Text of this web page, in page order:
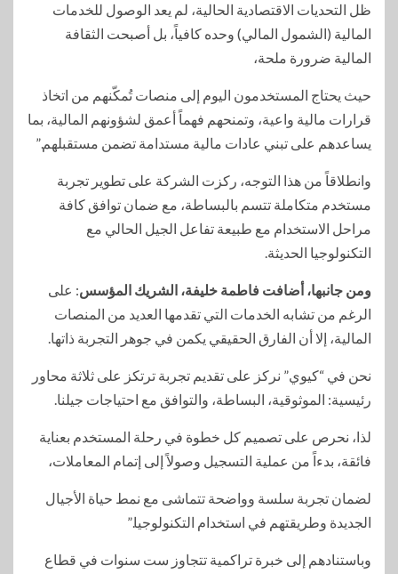
ظل التحديات الاقتصادية الحالية، لم يعد الوصول للخدمات
المالية (الشمول المالي) وحده كافياً، بل أصبحت الثقافة
المالية ضرورة ملحة،
حيث يحتاج المستخدمون اليوم إلى منصات تُمكّنهم من اتخاذ
قرارات مالية واعية، وتمنحهم فهماً أعمق لشؤونهم المالية، بما
يساعدهم على تبني عادات مالية مستدامة تضمن مستقبلهم.”
وانطلاقاً من هذا التوجه، ركزت الشركة على تطوير تجربة
مستخدم متكاملة تتسم بالبساطة، مع ضمان توافق كافة
مراحل الاستخدام مع طبيعة تفاعل الجيل الحالي مع
التكنولوجيا الحديثة.
ومن جانبها، أضافت فاطمة خليفة، الشريك المؤسس: على
الرغم من تشابه الخدمات التي تقدمها العديد من المنصات
المالية، إلا أن الفارق الحقيقي يكمن في جوهر التجربة ذاتها.
نحن في “كيوي” نركز على تقديم تجربة ترتكز على ثلاثة محاور
رئيسية: الموثوقية، البساطة، والتوافق مع احتياجات جيلنا.
لذا، نحرص على تصميم كل خطوة في رحلة المستخدم بعناية
فائقة، بدءاً من عملية التسجيل وصولاً إلى إتمام المعاملات،
لضمان تجربة سلسة وواضحة تتماشى مع نمط حياة الأجيال
الجديدة وطريقتهم في استخدام التكنولوجيا.”
وباستنادهم إلى خبرة تراكمية تتجاوز ست سنوات في قطاع